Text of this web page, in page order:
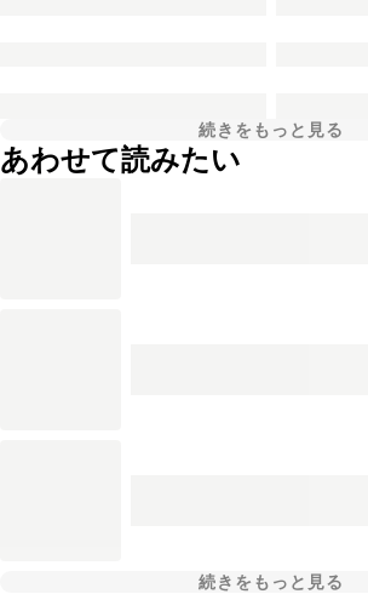
続きをもっと見る
あわせて読みたい
続きをもっと見る